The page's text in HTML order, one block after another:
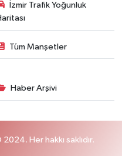
İzmir Trafik Yoğunluk
Tüm Manşetler
Haber Arşivi
Her hakkı saklıdır.